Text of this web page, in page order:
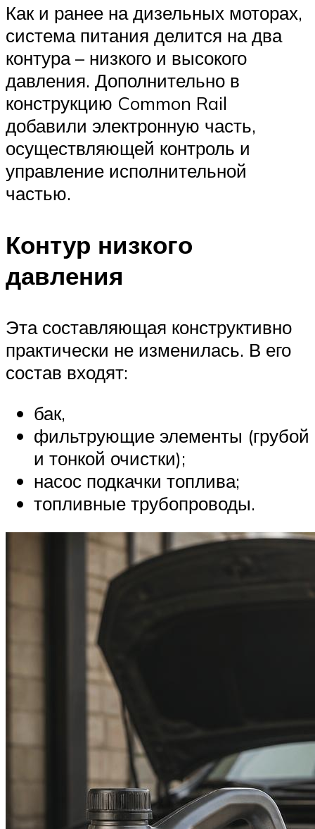
Как и ранее на дизельных моторах,
система питания делится на два
контура – низкого и высокого
давления. Дополнительно в
конструкцию Common Rail
добавили электронную часть,
осуществляющей контроль и
управление исполнительной
частью.
Контур низкого
давления
Эта составляющая конструктивно
практически не изменилась. В его
состав входят:
бак,
фильтрующие элементы (грубой
и тонкой очистки);
насос подкачки топлива;
топливные трубопроводы.